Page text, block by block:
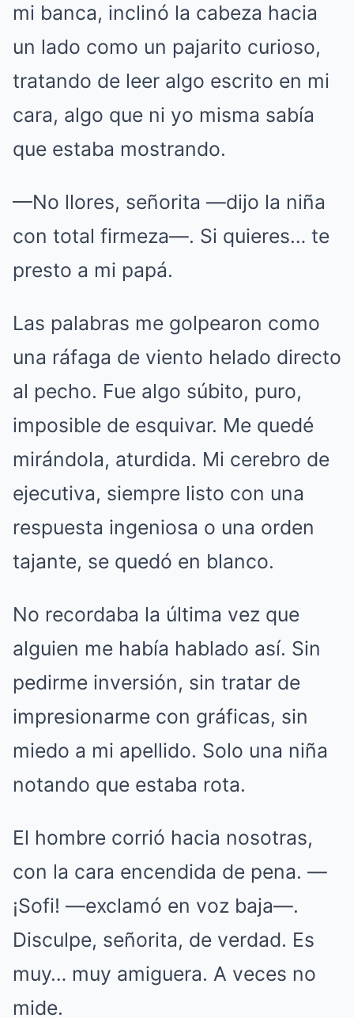
mi banca, inclinó la cabeza hacia
un lado como un pajarito curioso,
tratando de leer algo escrito en mi
cara, algo que ni yo misma sabía
que estaba mostrando.
—No llores, señorita —dijo la niña
con total firmeza—. Si quieres… te
presto a mi papá.
Las palabras me golpearon como
una ráfaga de viento helado directo
al pecho. Fue algo súbito, puro,
imposible de esquivar. Me quedé
mirándola, aturdida. Mi cerebro de
ejecutiva, siempre listo con una
respuesta ingeniosa o una orden
tajante, se quedó en blanco.
No recordaba la última vez que
alguien me había hablado así. Sin
pedirme inversión, sin tratar de
impresionarme con gráficas, sin
miedo a mi apellido. Solo una niña
notando que estaba rota.
El hombre corrió hacia nosotras,
con la cara encendida de pena. —
¡Sofi! —exclamó en voz baja—.
Disculpe, señorita, de verdad. Es
muy… muy amiguera. A veces no
mide.